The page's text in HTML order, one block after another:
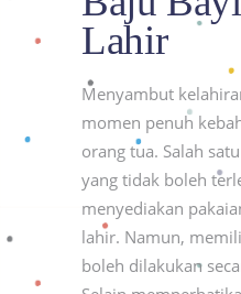
Lahir
Menyambut
momen penuh
orang tua. Salah
yang tidak boleh
menyediakan
lahir. Namun,
boleh dilakukan